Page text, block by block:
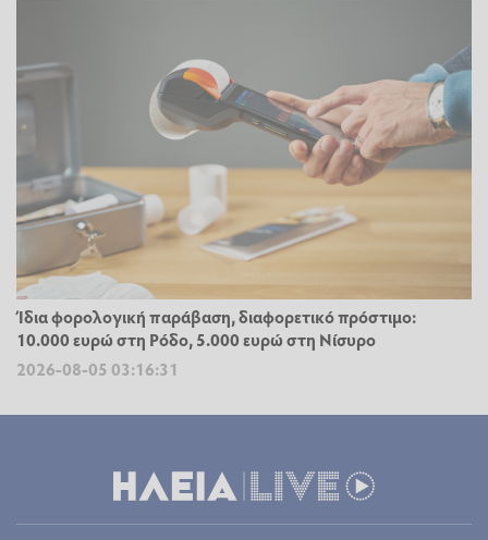
Ίδια φορολογική παράβαση, διαφορετικό πρόστιμο:
10.000 ευρώ στη Ρόδο, 5.000 ευρώ στη Νίσυρο
2026-08-05 03:16:31